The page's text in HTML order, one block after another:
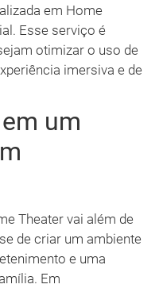
em Home
Esse serviço é
otimizar o uso de
imersiva e de
um
Theater vai além de
de criar um ambiente
e uma
Em